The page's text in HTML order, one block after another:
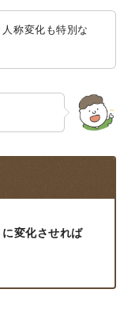
称変化も特別な
変化させれば